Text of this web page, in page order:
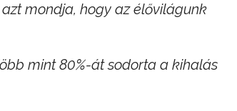
mondja, hogy az élővilágunk
mint 80%-át sodorta a kihalás